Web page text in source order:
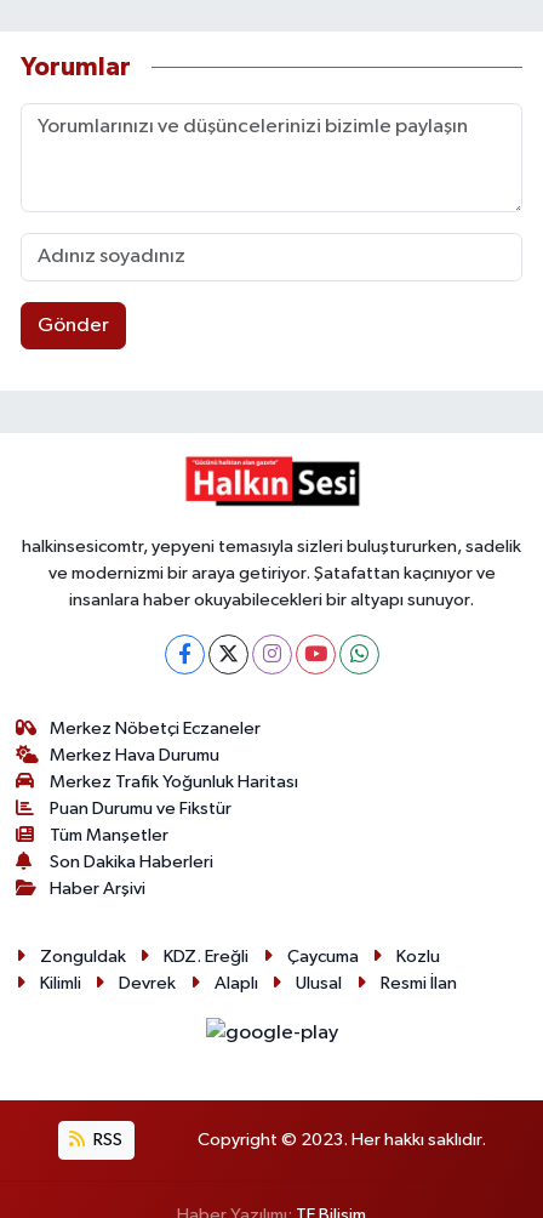
Yorumlar
Gönder
halkinsesicomtr, yepyeni temasıyla sizleri buluştururken, sadelik
ve modernizmi bir araya getiriyor. Şatafattan kaçınıyor ve
insanlara haber okuyabilecekleri bir altyapı sunuyor.
Merkez Nöbetçi Eczaneler
Merkez Hava Durumu
Merkez Trafik Yoğunluk Haritası
Puan Durumu ve Fikstür
Tüm Manşetler
Son Dakika Haberleri
Haber Arşivi
Zonguldak KDZ. Ereğli Çaycuma
Kozlu
Kilimli
Devrek Alaplı Ulusal Resmi İlan
RSS Copyright © 2023. Her hakkı saklıdır.